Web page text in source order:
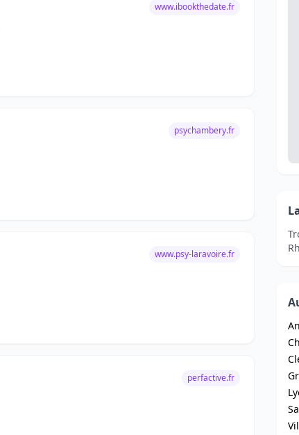
www.ibookthedate.fr
psychambery.fr
www.psy-laravoire.fr
perfactive.fr